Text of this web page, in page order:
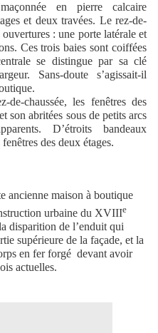
en pierre calcaire
et deux travées. Le rez-de-
: une porte latérale et
Ces trois baies sont coiffées
se distingue par sa clé
Sans-doute s’agissait-il
chaussée, les fenêtres des
son abritées sous de petits arcs
D’étroits bandeaux
des deux étages.
ancienne maison à boutique
urbaine du XVIIIe
disparition de l’enduit qui
supérieure de la façade, et la
en fer forgé devant avoir
actuelles.